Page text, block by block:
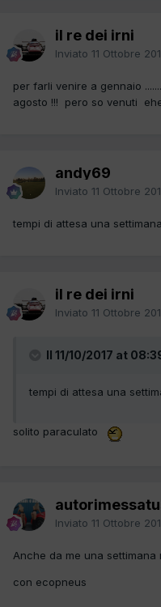
il re dei irni
Inviato 11 Ottobre
per farli venire a gennaio
agosto !!! pero so venuti
andy69
Inviato 11 Ottobre
tempi di attesa una
il re dei irni
Inviato 11 Ottobre
Il 11/10/2017 at
tempi di attesa una
solito paraculato
Inviato 11 Ottobre
Anche da me una settimana
con ecopneus